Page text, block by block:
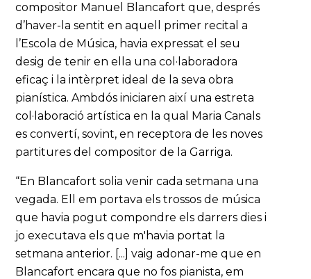
compositor Manuel Blancafort que, després
d’haver-la sentit en aquell primer recital a
l’Escola de Música, havia expressat el seu
desig de tenir en ella una col·laboradora
eficaç i la intèrpret ideal de la seva obra
pianística. Ambdós iniciaren així una estreta
col·laboració artística en la qual Maria Canals
es convertí, sovint, en receptora de les noves
partitures del compositor de la Garriga.
“En Blancafort solia venir cada setmana una
vegada. Ell em portava els trossos de música
que havia pogut compondre els darrers dies i
jo executava els que m'havia portat la
setmana anterior. [...] vaig adonar-me que en
Blancafort encara que no fos pianista, em